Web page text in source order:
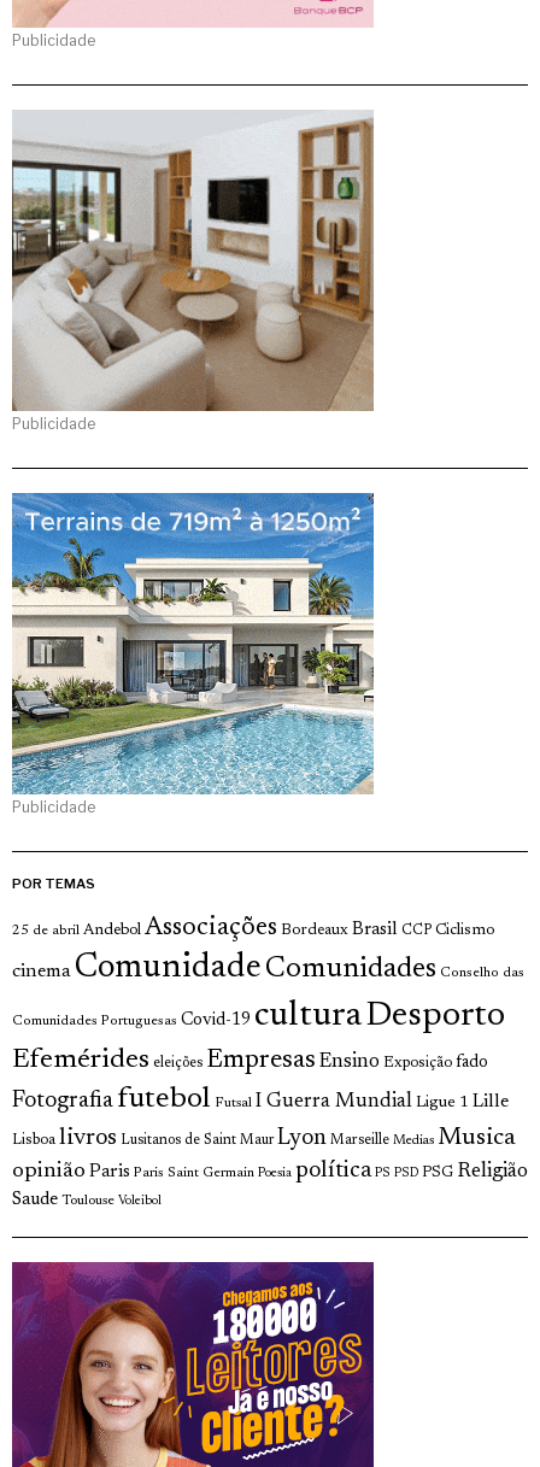
Publicidade
Publicidade
Publicidade
POR TEMAS
25 de abril Andebol Associações Bordeaux Brasil CCP Ciclismo
cinema Comunidade Comunidades Conselho das
Comunidades Portuguesas Covid-19 culturaDesporto
Efemérides eleições Empresas Ensino Exposição fado
Fotografia futebol Futsal I Guerra Mundial Ligue 1 Lille
Lisboa livros Lusitanos de Saint Maur Lyon Marseille Medias Musica
opinião Paris Paris Saint Germain Poesia política PS PSD PSG Religião
Saude Toulouse Voleibol